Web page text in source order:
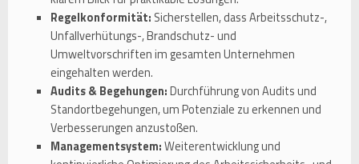
Regelkonformität: Sicherstellen, dass Arbeitsschutz-,
Unfallverhütungs-, Brandschutz- und
Umweltvorschriften im gesamten Unternehmen
eingehalten werden.
Audits & Begehungen:Durchführung von Audits und
Standortbegehungen, um Potenziale zu erkennen und
Verbesserungen anzustoßen.
Managementsystem:Weiterentwicklung und